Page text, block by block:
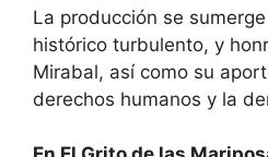
La producción se
histórico turbulento, y
Mirabal, así como su
derechos humanos y la